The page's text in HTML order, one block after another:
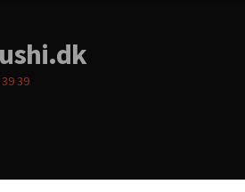
39